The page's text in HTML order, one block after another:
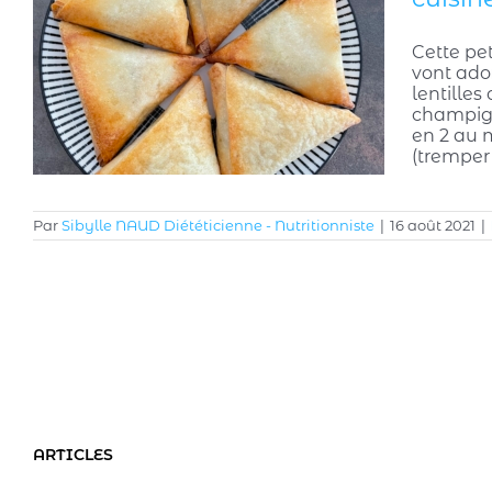
Cette
vont
lentilles
en 2 au
ParSibylle NAUD Diététicienne - Nutritionniste | 16 août 2021 |
ARTICLES